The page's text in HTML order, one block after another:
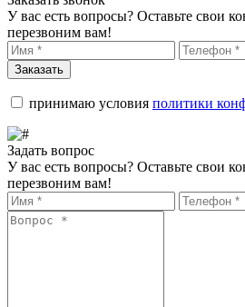
У вас есть вопросы? Оставьте свои
перезвоним вам!
Заказать
принимаю условия политики
Задать вопрос
У вас есть вопросы? Оставьте свои
перезвоним вам!